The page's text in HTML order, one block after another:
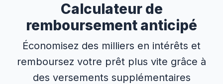
Calculateur de
remboursement anticipé
Économisez des milliers en intérêts et
remboursez votre prêt plus vite grâce à
des versements supplémentaires